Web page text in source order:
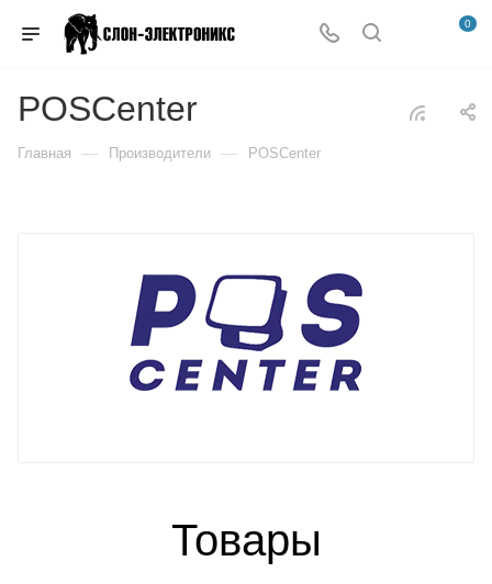
0
POSCenter
Главная — Производители — POSCenter
Товары